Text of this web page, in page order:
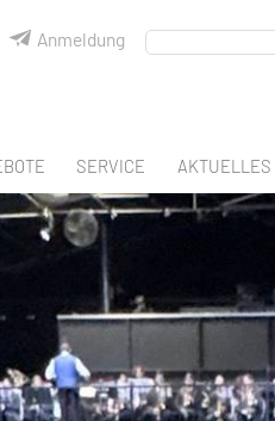
Anmeldung
SCHULABSCHLUSS
/ REGION-DES-LERNENS
SERVICE
BERUFSSCHULTAGE
BERUFSBERATUNG
SCHULBUCHAUSLEIHE
AKTUELLES